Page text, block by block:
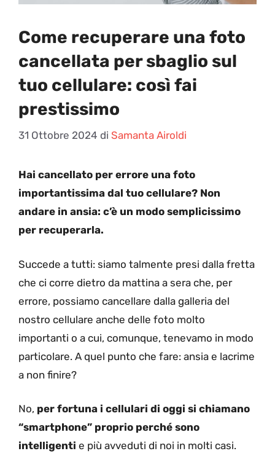
Come recuperare una foto
cancellata per sbaglio sul
tuo cellulare: così fai
prestissimo
31 Ottobre 2024 di Samanta Airoldi
Hai cancellato per errore una foto
importantissima dal tuo cellulare? Non
andare in ansia: c’è un modo semplicissimo
per recuperarla.
Succede a tutti: siamo talmente presi dalla fretta
che ci corre dietro da mattina a sera che, per
errore, possiamo cancellare dalla galleria del
nostro cellulare anche delle foto molto
importanti o a cui, comunque, tenevamo in modo
particolare. A quel punto che fare: ansia e lacrime
a non finire?
No, per fortuna i cellulari di oggi si chiamano
“smartphone” proprio perché sono
intelligenti e più avveduti di noi in molti casi.